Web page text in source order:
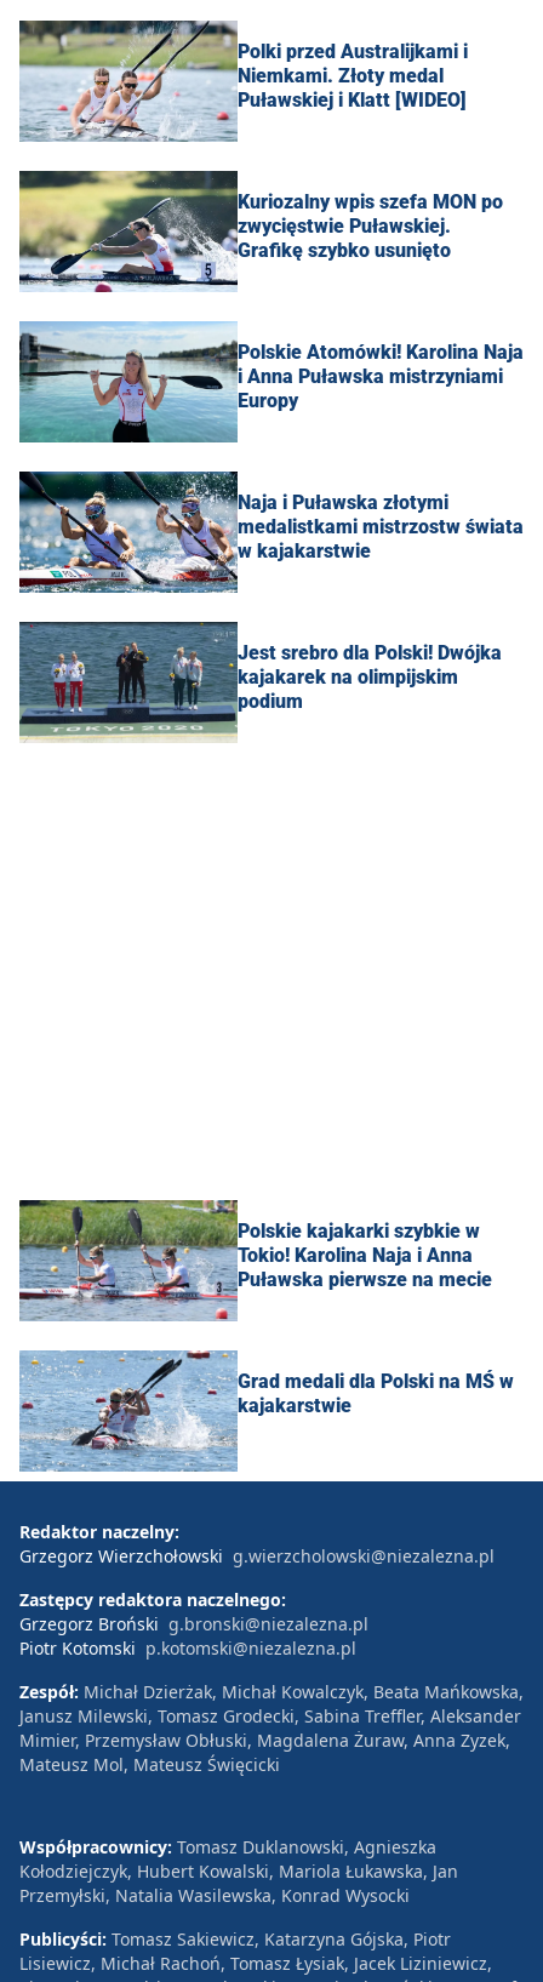
Polki przed Australijkami i
Niemkami. Złoty medal
Puławskiej i Klatt [WIDEO]
Kuriozalny wpis szefa MON po
zwycięstwie Puławskiej.
Grafikę szybko usunięto
Polskie Atomówki! Karolina Naja
i Anna Puławska mistrzyniami
Europy
Naja i Puławska złotymi
medalistkami mistrzostw świata
w kajakarstwie
Jest srebro dla Polski! Dwójka
kajakarek na olimpijskim
podium
Polskie kajakarki szybkie w
Tokio! Karolina Naja i Anna
Puławska pierwsze na mecie
Grad medali dla Polski na MŚ w
kajakarstwie
Redaktor naczelny:
Grzegorz Wierzchołowski g.wierzcholowski@niezalezna.pl
Zastępcy redaktora naczelnego:
Grzegorz Broński g.bronski@niezalezna.pl
Piotr Kotomski p.kotomski@niezalezna.pl
Zespół: Michał Dzierżak, Michał Kowalczyk, Beata Mańkowska,
Janusz Milewski, Tomasz Grodecki, Sabina Treffler, Aleksander
Mimier, Przemysław Obłuski, Magdalena Żuraw, Anna Zyzek,
Mateusz Mol, Mateusz Święcicki
Współpracownicy: Tomasz Duklanowski, Agnieszka
Kołodziejczyk, Hubert Kowalski, Mariola Łukawska, Jan
Przemyłski, Natalia Wasilewska, Konrad Wysocki
Publicyści: Tomasz Sakiewicz, Katarzyna Gójska, Piotr
Lisiewicz, Michał Rachoń, Tomasz Łysiak, Jacek Liziniewicz,